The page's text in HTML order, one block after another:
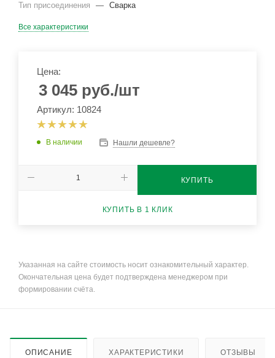
Тип присоединения
— Сварка
Все характеристики
Цена:
3 045 руб./шт
Артикул: 10824
В наличии Нашли дешевле?
КУПИТЬ
КУПИТЬ В 1 КЛИК
Указанная на сайте стоимость носит ознакомительный характер.
Окончательная цена будет подтверждена менеджером при
формировании счёта.
ОПИСАНИЕ ХАРАКТЕРИСТИКИ ОТЗЫВЫ